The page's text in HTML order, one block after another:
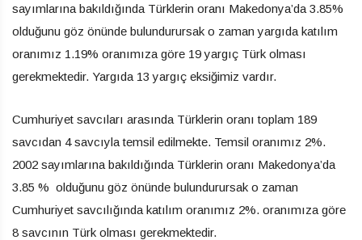
sayımlarına bakıldığında Türklerin oranı Makedonya’da 3.85%
olduğunu göz önünde bulundurursak o zaman yargıda katılım
oranımız 1.19% oranımıza göre 19 yargıç Türk olması
gerekmektedir. Yargıda 13 yargıç eksiğimiz vardır.
Cumhuriyet savcıları arasında Türklerin oranı toplam 189
savcıdan 4 savcıyla temsil edilmekte. Temsil oranımız 2%.
2002 sayımlarına bakıldığında Türklerin oranı Makedonya’da
3.85 % olduğunu göz önünde bulundurursak o zaman
Cumhuriyet savcılığında katılım oranımız 2%. oranımıza göre
8 savcının Türk olması gerekmektedir.